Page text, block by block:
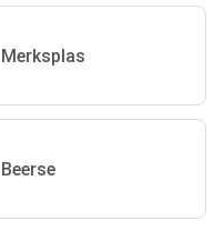
Merksplas
Beerse